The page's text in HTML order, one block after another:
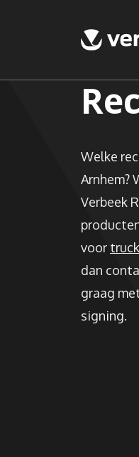
Welke
Arnhem?
Verbeek
voor
dan
graag
signing.